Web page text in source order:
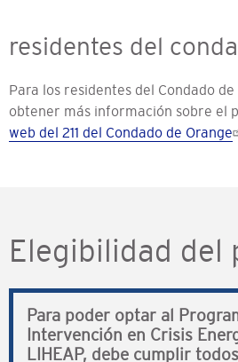
residentes del
Para los residentes del Condado
obtener más información sobre el
web del 211 del Condado de Orange
Elegibilidad del
Para poder optar al
Intervención en Crisis
LIHEAP, debe cumplir